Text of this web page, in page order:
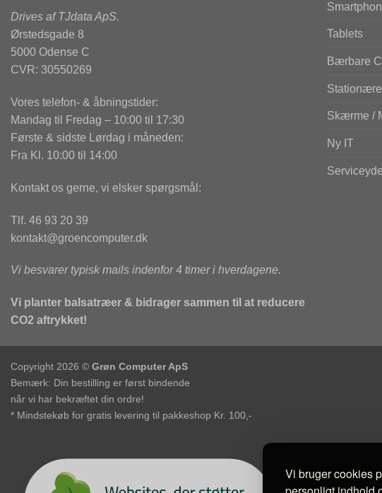
Vi bruger cookies
Drives afTJdata ApS.
Ørstedsgade 8
5000 Odense C
CVR: 30550269
Vores telefon- & åbningstider:
Mandag til Fredag – 10:00 til 17:30
Første & sidste Lørdag i måneden:
Fra Kl. 10:00 til 14:00
Kontakt os gerne, vi elsker spørgsmål:
Tlf. 46 93 20 39
kontakt@groencomputer.dk
Vi besvarer typisk mails indenfor 4 timer i hverdagene.
Vi planter balsatræer & bidrager sammen til at reducere
CO2 aftrykket!
Tablets
Bærbare
Skærme /
Ny IT
Copyright 2026 © Grøn Computer ApS
Bemærk: Din bestilling er først bindende
når vi har bekræftet din ordre!
* Mindstekøb for gratis levering til pakkeshop Kr. 100,-